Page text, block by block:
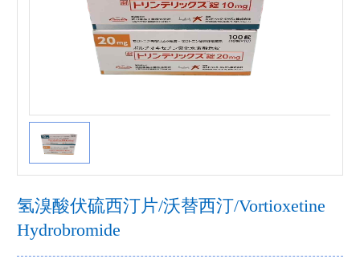
氢溴酸伏硫西汀片/沃替西汀/Vortioxetine
Hydrobromide